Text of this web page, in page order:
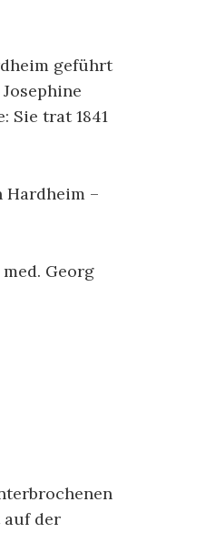
geführt
Sie trat 1841
Hardheim –
Georg
auf der